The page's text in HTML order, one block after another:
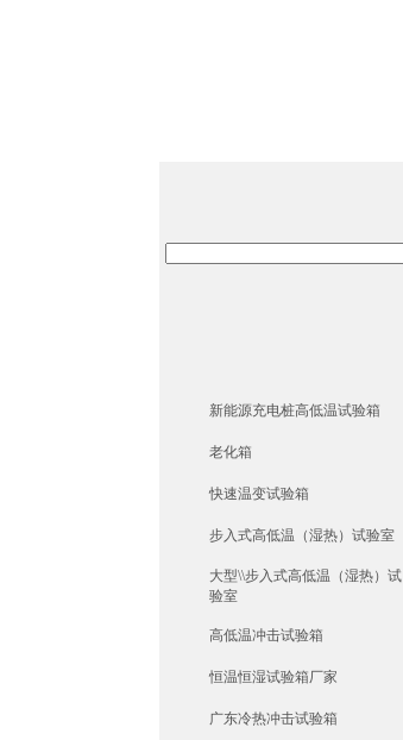
新能源充电桩高低温试验箱
老化箱
快速温变试验箱
步入式高低温（湿热）试验室
大型\\步入式高低温（湿热）试
验室
高低温冲击试验箱
恒温恒湿试验箱厂家
广东冷热冲击试验箱